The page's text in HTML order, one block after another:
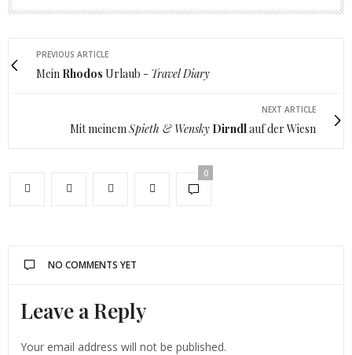
PREVIOUS ARTICLE
Mein Rhodos Urlaub - Travel Diary
NEXT ARTICLE
Mit meinem Spieth & Wensky Dirndl auf der Wiesn
0
NO COMMENTS YET
Leave a Reply
Your email address will not be published.